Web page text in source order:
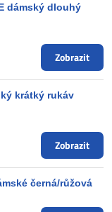
dámský dlouhý
Zobrazit
krátký rukáv
Zobrazit
černá/růžová